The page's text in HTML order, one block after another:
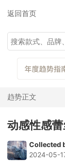
返回首页
趋势正文
动感性感
Collected
2024-05-